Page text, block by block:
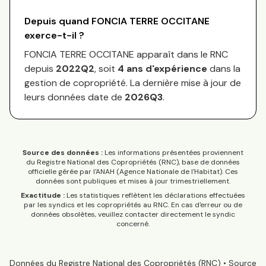
Depuis quand FONCIA TERRE OCCITANE
exerce-t-il ?
FONCIA TERRE OCCITANE apparaît dans le RNC
depuis 2022Q2, soit 4 ans d'expérience dans la
gestion de copropriété. La dernière mise à jour de
leurs données date de 2026Q3.
Source des données : Les informations présentées proviennent
du Registre National des Copropriétés (RNC), base de données
officielle gérée par l'ANAH (Agence Nationale de l'Habitat). Ces
données sont publiques et mises à jour trimestriellement.
Exactitude : Les statistiques reflètent les déclarations effectuées
par les syndics et les copropriétés au RNC. En cas d'erreur ou de
données obsolètes, veuillez contacter directement le syndic
concerné.
Données du Registre National des Copropriétés (RNC) • Source